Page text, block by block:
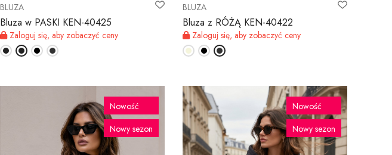
BLUZA
Bluza w PASKI KEN-40425
Zaloguj się, aby zobaczyć ceny
BLUZA
Bluza z RÓŻĄ KEN-40422
Zaloguj się, aby zobaczyć ceny
Nowość
Nowy sezon
Nowość
Nowy sezon